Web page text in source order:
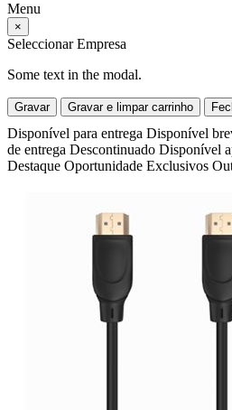
Menu
×
Seleccionar Empresa
Some text in the modal.
Gravar Gravar e limpar carrinho
Disponível para entrega Disponível
de entrega Descontinuado Disponível
Destaque Oportunidade Exclusivos